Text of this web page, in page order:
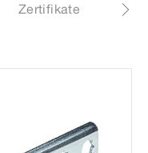
Zertifikate